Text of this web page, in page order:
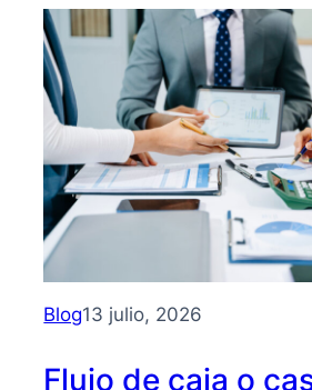
y
cómo
hacer
crecer
tu
PYME
sin
depender
inversionistas
Blog13 julio, 2026
Flujo de caja o